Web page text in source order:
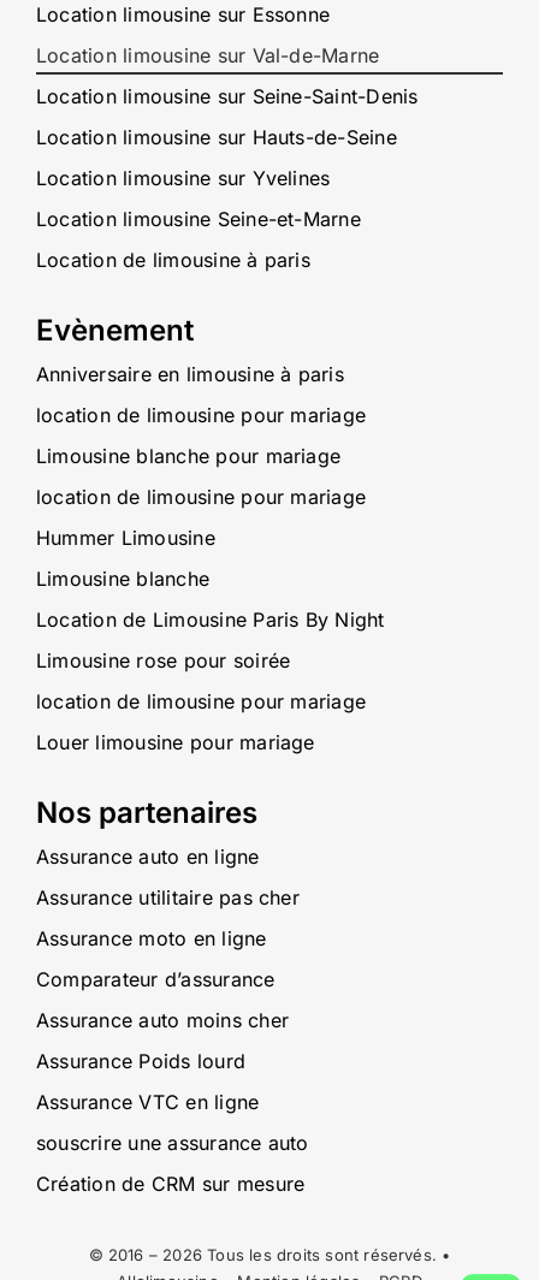
Location limousine sur Essonne
Location limousine sur Val-de-Marne
Location limousine sur Seine-Saint-Denis
Location limousine sur Hauts-de-Seine
Location limousine sur Yvelines
Location limousine Seine-et-Marne
Location de limousine à paris
Evènement
Anniversaire en limousine à paris
location de limousine pour mariage
Limousine blanche pour mariage
location de limousine pour mariage
Hummer Limousine
Limousine blanche
Location de Limousine Paris By Night
Limousine rose pour soirée
location de limousine pour mariage
Louer limousine pour mariage
Nos partenaires
Assurance auto en ligne
Assurance utilitaire pas cher
Assurance moto en ligne
Comparateur d’assurance
Assurance auto moins cher
Assurance Poids lourd
Assurance VTC en ligne
souscrire une assurance auto
Création de CRM sur mesure
© 2016 – 2026 Tous les droits sont réservés. •